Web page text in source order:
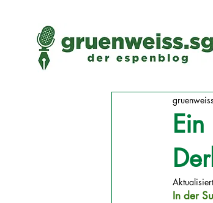
In der